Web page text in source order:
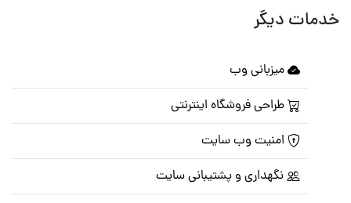
خدمات دیگر
میزبانی وب
طراحی فروشگاه اینترنتی
امنیت وب سایت
نگهداری و پشتیبانی سایت